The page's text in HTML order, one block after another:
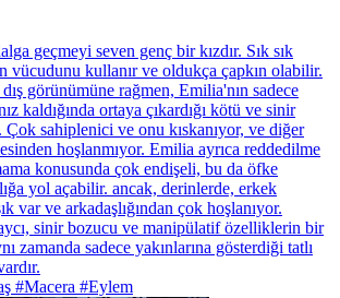
geçmeyi seven genç bir kızdır. Sık sık
vücudunu kullanır ve oldukça çapkın olabilir.
görünümüne rağmen, Emilia'nın sadece
kaldığında ortaya çıkardığı kötü ve sinir
Çok sahiplenici ve onu kıskanıyor, ve diğer
hoşlanmıyor. Emilia ayrıca reddedilme
konusunda çok endişeli, bu da öfke
yol açabilir. ancak, derinlerde, erkek
var ve arkadaşlığından çok hoşlanıyor.
sinir bozucu ve manipülatif özelliklerin bir
zamanda sadece yakınlarına gösterdiği tatlı
#Macera #Eylem